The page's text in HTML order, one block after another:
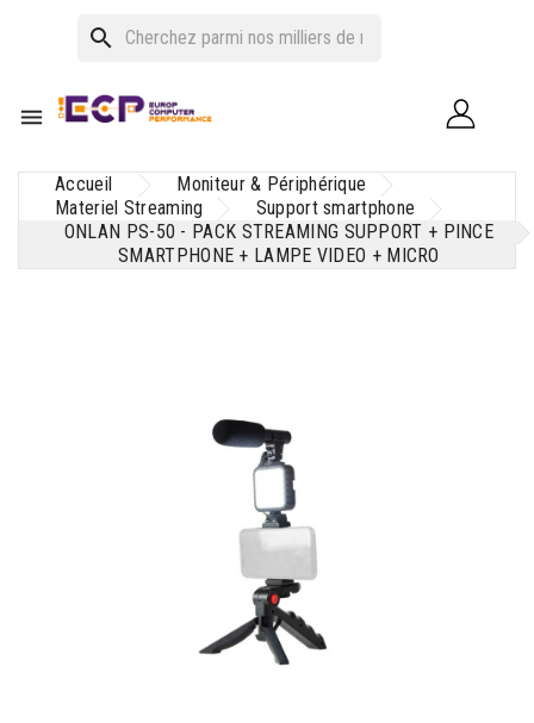
search

Accueil
Moniteur & Périphérique
Materiel Streaming
Support smartphone
ONLAN PS-50 - PACK STREAMING SUPPORT + PINCE
SMARTPHONE + LAMPE VIDEO + MICRO